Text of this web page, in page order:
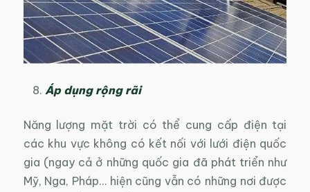
Áp dụng rộng rãi
Năng lượng mặt trời có thể cung cấp điện tại
các khu vực không có kết nối với lưới điện quốc
gia (ngay cả ở những quốc gia đã phát triển như
Mỹ, Nga, Pháp… hiện cũng vẫn có những nơi được